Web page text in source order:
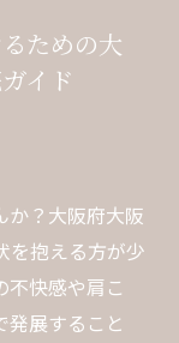
ための大
イド
か？大阪府大阪
を抱える方が少
不快感や肩こ
発展すること